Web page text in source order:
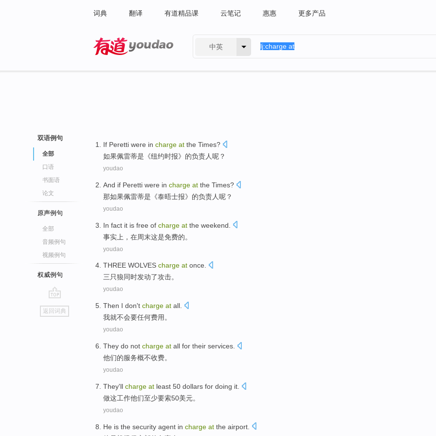
词典 翻译 有道精品课 云笔记 惠惠 更多产品
中英
双语例句
全部
口语
书面语
论文
原声例句
全部
音频例句
视频例句
权威例句
go
top
返回词典
If Peretti were in charge at the Times?
如果佩雷蒂是 《纽约时报》的负责人呢？
youdao
And if Peretti were in charge at the Times?
那如果佩雷蒂是 《泰晤士报》的负责人呢？
youdao
In fact it is free of charge at the weekend
事实上 ， 在周末这是免费的。
youdao
THREE WOLVES charge at once.
三只狼同时发动了攻击。
youdao
Then I don't charge at all.
我就不会要任何费用。
youdao
They do not charge at all for their services
他们的服务概不收费。
youdao
They'll charge at least 50 dollars for doing it
做这工作他们至少要索50美元。
youdao
He is the security agent in charge at the airport